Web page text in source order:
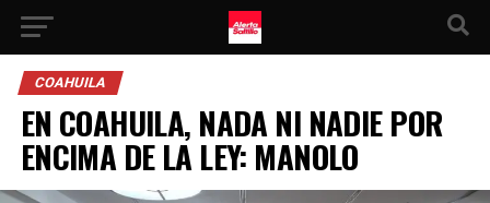
COAHUILA
EN COAHUILA, NADA NI NADIE POR
ENCIMA DE LA LEY: MANOLO